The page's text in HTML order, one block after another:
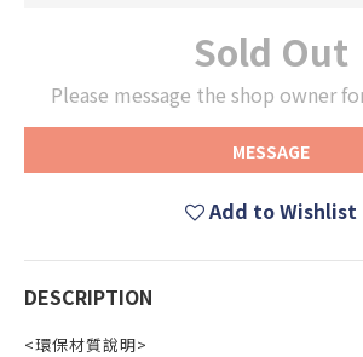
Sold Out
Please message the shop owner
MESSAGE
Add to Wishlist
DESCRIPTION
<環保材質說明>